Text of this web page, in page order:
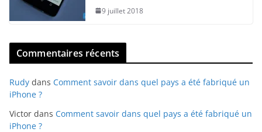
9 juillet 2018
Commentaires récents
Rudy dans Comment savoir dans quel pays a été fabriqué un
iPhone ?
Victor dans Comment savoir dans quel pays a été fabriqué un
iPhone ?